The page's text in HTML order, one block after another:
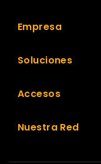
Empresa
Soluciones
Accesos
Nuestra Red